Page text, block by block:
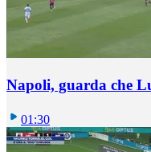
Napoli, guarda che
01:30